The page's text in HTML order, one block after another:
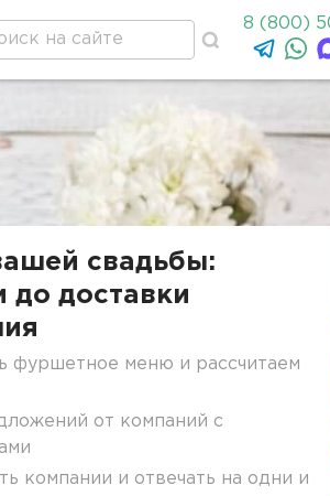
8 (800)
свадьбы:
до доставки
фуршетное меню и рассчитаем
от компаний с
компании и отвечать на одни и